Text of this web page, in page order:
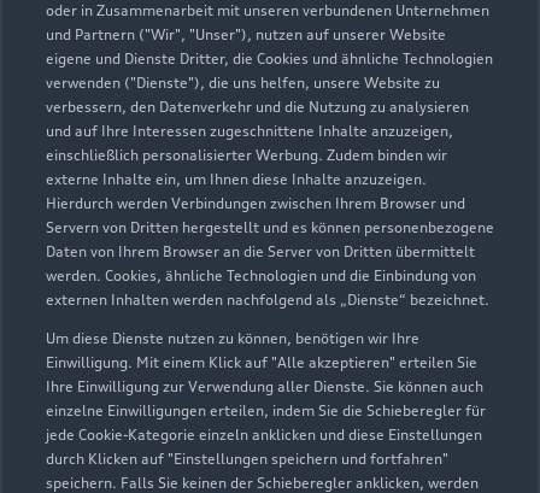
oder in Zusammenarbeit mit unseren verbundenen Unternehmen
und Partnern ("Wir", "Unser"), nutzen auf unserer Website
eigene und Dienste Dritter, die Cookies und ähnliche Technologien
verwenden ("Dienste"), die uns helfen, unsere Website zu
verbessern, den Datenverkehr und die Nutzung zu analysieren
und auf Ihre Interessen zugeschnittene Inhalte anzuzeigen,
einschließlich personalisierter Werbung. Zudem binden wir
externe Inhalte ein, um Ihnen diese Inhalte anzuzeigen.
Hierdurch werden Verbindungen zwischen Ihrem Browser und
Servern von Dritten hergestellt und es können personenbezogene
Daten von Ihrem Browser an die Server von Dritten übermittelt
werden. Cookies, ähnliche Technologien und die Einbindung von
externen Inhalten werden nachfolgend als „Dienste“ bezeichnet.
Um diese Dienste nutzen zu können, benötigen wir Ihre
Einwilligung. Mit einem Klick auf "Alle akzeptieren" erteilen Sie
Ihre Einwilligung zur Verwendung aller Dienste. Sie können auch
einzelne Einwilligungen erteilen, indem Sie die Schieberegler für
jede Cookie-Kategorie einzeln anklicken und diese Einstellungen
durch Klicken auf "Einstellungen speichern und fortfahren"
speichern. Falls Sie keinen der Schieberegler anklicken, werden
Fritz-Zubeil-Straße 70-78
14482 Potsdam
0331 7486200
service@audi-zentrum-potsdam.de